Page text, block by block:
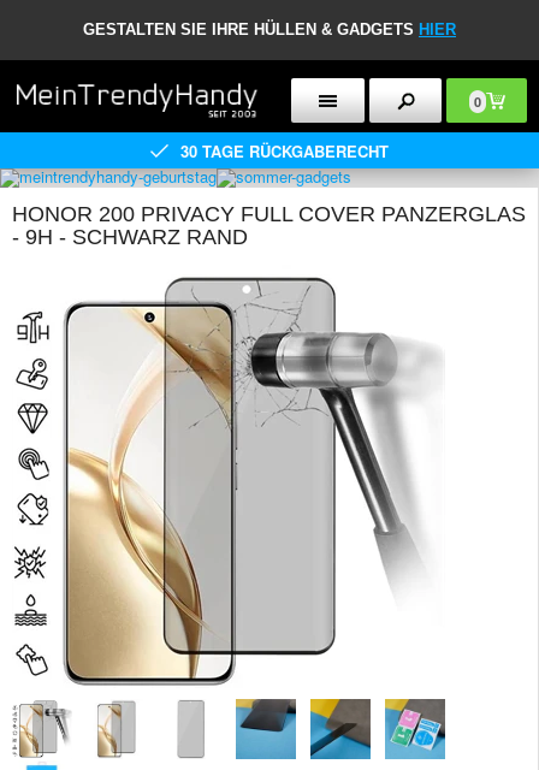
GESTALTEN SIE IHRE HÜLLEN & GADGETS HIER
0
30 TAGE RÜCKGABERECHT
HONOR 200 PRIVACY FULL COVER PANZERGLAS
- 9H - SCHWARZ RAND